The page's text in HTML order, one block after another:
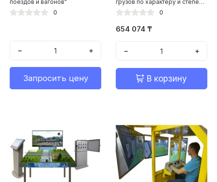
поездов и вагонов"
0
− +
Запросить цену
грузов по характеру и степени
опасности" с маркерными
0
654 074 ₸
− +
В корзину